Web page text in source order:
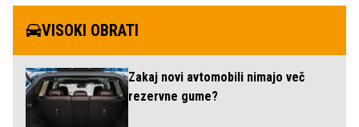
VISOKI OBRATI
Zakaj novi avtomobili nimajo več
rezervne gume?